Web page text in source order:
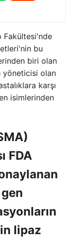
Fakültesi'nde
bu
biri olan
yöneticisi olan
karşı
isimlerinden
FDA
lipaz